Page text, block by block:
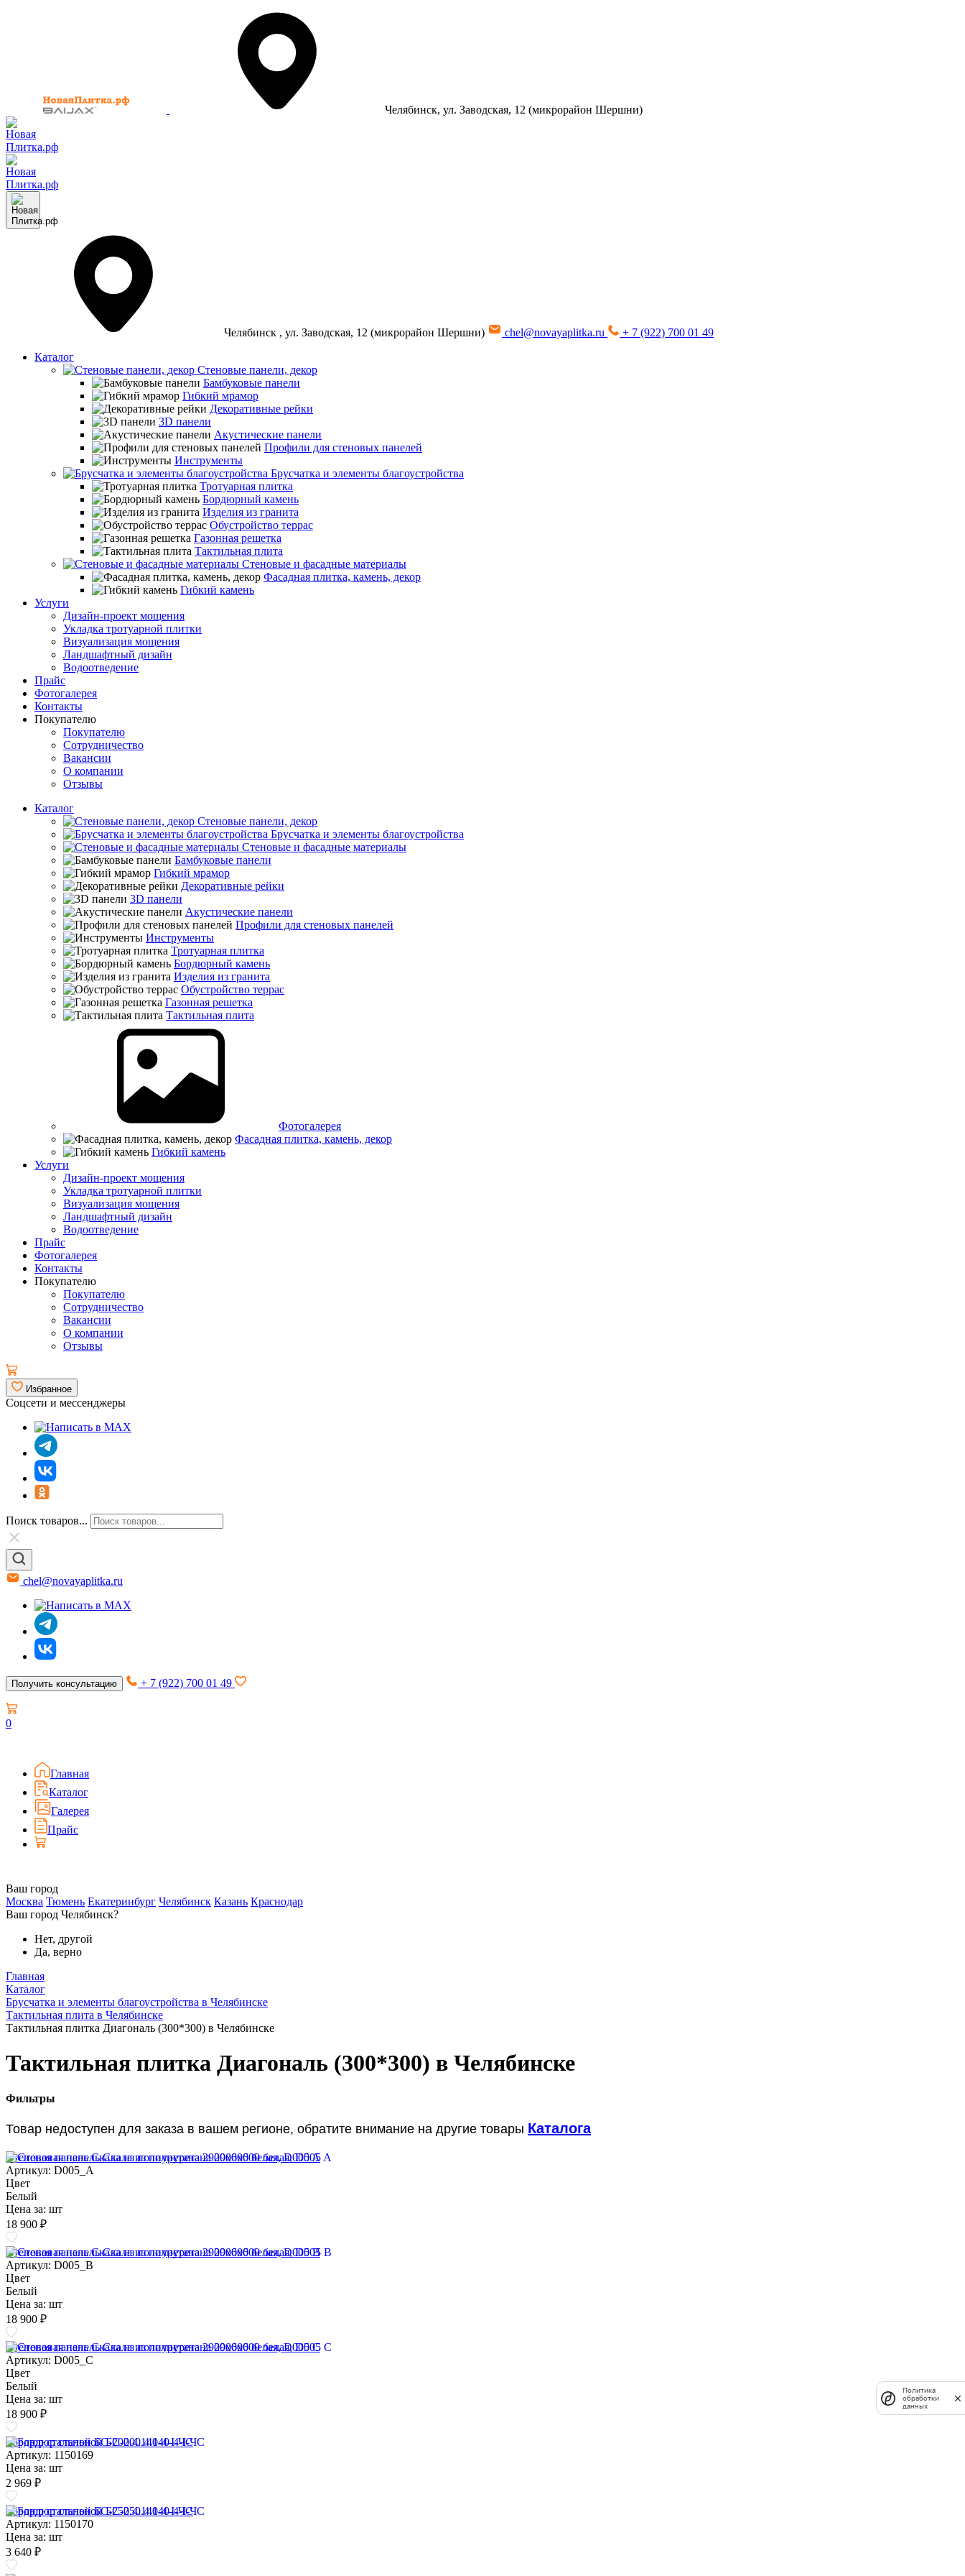
Челябинск, ул. Заводская, 12 (микрорайон Шершни)
Челябинск , ул. Заводская, 12 (микрорайон Шершни) chel@novayaplitka.ru
+ 7 (922) 700 01 49
Каталог
Стеновые панели, декор
Бамбуковые панели
Гибкий мрамор
Декоративные рейки
3D панели
Акустические панели
Профили для стеновых панелей
Инструменты
Брусчатка и элементы благоустройства
Тротуарная плитка
Бордюрный камень
Изделия из гранита
Обустройство террас
Газонная решетка
Тактильная плита
Стеновые и фасадные материалы
Фасадная плитка, камень, декор
Гибкий камень
Услуги
Дизайн-проект мощения
Укладка тротуарной плитки
Визуализация мощения
Ландшафтный дизайн
Водоотведение
Прайс
Фотогалерея
Контакты
Покупателю
Покупателю
Сотрудничество
Вакансии
О компании
Отзывы
Каталог
Стеновые панели, декор
Брусчатка и элементы благоустройства
Стеновые и фасадные материалы
Бамбуковые панели
Гибкий мрамор
Декоративные рейки
3D панели
Акустические панели
Профили для стеновых панелей
Инструменты
Тротуарная плитка
Бордюрный камень
Изделия из гранита
Обустройство террас
Газонная решетка
Тактильная плита
Фотогалерея
Фасадная плитка, камень, декор
Гибкий камень
Услуги
Дизайн-проект мощения
Укладка тротуарной плитки
Визуализация мощения
Ландшафтный дизайн
Водоотведение
Прайс
Фотогалерея
Контакты
Покупателю
Покупателю
Сотрудничество
Вакансии
О компании
Отзывы
Избранное
Соцсети и мессенджеры
Поиск товаров...
chel@novayaplitka.ru
Получить консультацию + 7 (922) 700 01 49
0
Главная
Каталог
Галерея
Прайс
Ваш город
Москва Тюмень Екатеринбург Челябинск Казань Краснодар
Ваш город Челябинск?
Нет, другой
Да, верно
Главная
Каталог
Брусчатка и элементы благоустройства в Челябинске
Тактильная плита в Челябинске
Тактильная плитка Диагональ (300*300) в Челябинске
Тактильная плитка Диагональ (300*300) в Челябинске
Фильтры
Товар недоступен для заказа в вашем регионе, обратите внимание на другие товары Каталога
Стеновая панель Скала из полиуретана 2900х600 белая, D005 A
Артикул: D005_A
Цвет
Белый
Цена за: шт
18 900 ₽
Стеновая панель Скала из полиуретана 2900х600 белая, D005 B
Артикул: D005_B
Цвет
Белый
Цена за: шт
18 900 ₽
Стеновая панель Скала из полиуретана 2900х600 белая, D005 C
Артикул: D005_C
Цвет
Белый
Цена за: шт
18 900 ₽
Бордюр стальной БС-200.4.140-4-I-ЧС
Артикул: 1150169
Цена за: шт
2 969 ₽
Бордюр стальной БС-250.4.140-4-I-ЧС
Артикул: 1150170
Цена за: шт
3 640 ₽
Политика
обработки
данных